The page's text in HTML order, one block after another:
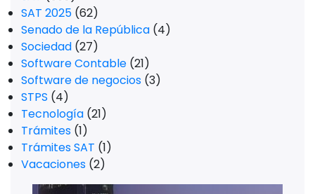
SAT 2025 (62)
Senado de la República (4)
Sociedad (27)
Software Contable (21)
Software de negocios (3)
STPS (4)
Tecnología (21)
Trámites (1)
Trámites SAT (1)
Vacaciones (2)